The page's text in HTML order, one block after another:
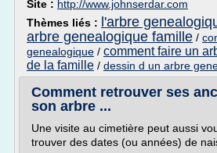
Site : http://www.johnserdar.com
Thèmes liés :
l'arbre
arbre genealogique famille /
genealogique / comment faire un
de la famille / dessin d un arbre
Comment retrouver ses
son arbre ...
Une visite au cimetière peut aussi
trouver des dates (ou années) de